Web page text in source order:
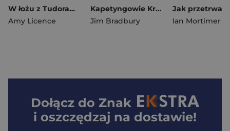
W łożu z Tudorami Intymne życie dynastii
Amy Licence
Kapetyngowie Królowie Francji 987-1328
Jim Bradbury
Ian Mortimer
Dołącz do Znak
i oszczędzaj na dostawie!